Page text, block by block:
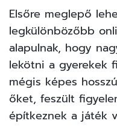
Elsőre meglepő
legkülönbözőbb
alapulnak, hogy
lekötni a gyerekek
mégis képes
őket, feszült
építkeznek a játék